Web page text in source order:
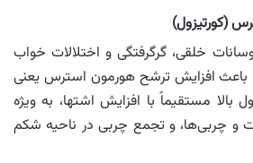
خلقی، گرگرفتگی و اختلالات خواب
افزایش ترشح هورمون استرس یعنی
بالا مستقیماً با افزایش اشتها، به ویژه
چربی‌ها، و تجمع چربی در ناحیه شکم